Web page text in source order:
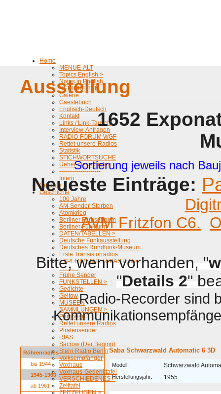
Home
MENUE-ALT
Topics English >
Notes in English
NEUIGKEITEN
Galerie
Gaestebuch
Englisch-Deutsch
Kontakt
Links / Link-Tausch
Interview-Anfragen
RADIO-FORUM WGF
Rettet-unsere-Radios
Statistik
STICHWORTSUCHE
Ueber diese Seiten
---------------------
Intern
Geraete
Geschichte
100 Jahre
AM-Sender-Sterben
Atomkrieg
Berliner Fernsehturm
Berliner Funkturm
DATEN/TABELLEN >
Deutsche Funkausstellung
Deutsches Rundfunk-Museum
Erste Transistorradios
EXPERIMENTIER-KÄSTEN >
Firmen
Frühe Sender
FUNKSTELLEN >
Gedichte
Geltow
MUSEEN
SAMMLUNGEN >
Personen
Rettet unsere Radios
Piratensender
RIAS
Sacrow (Der Beginn)
Stern Radio Berlin
Volksempfänger
Voxhaus
Voxhaus-Gedenktafel
VERSCHIEDENES >
Zeittafel
ZEITZEUGEN >
Ausstellung
1652
Sortierung jeweils nach
Neueste Einträge:
AVM Fritzfon C6.
Bitte, wenn vorhanden, "
"Details 2"
Radio-Recorder sind
Röhrenradios
bis 1944
1945-1960
ab 1961
Saba Schwarzwald Automatic 6 3D
Modell: Schwarzwald
Herstellungsjahr: 1955